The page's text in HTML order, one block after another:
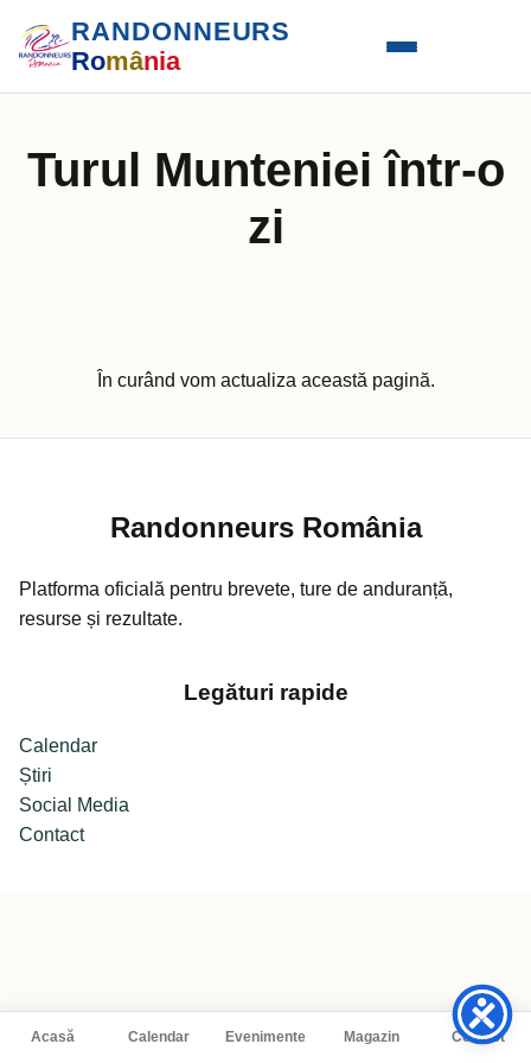
RANDONNEURS
România
Acasă Calendar Evenimente Magazin Contact
Turul Munteniei într-o
zi
În curând vom actualiza această pagină.
Randonneurs România
Platforma oficială pentru brevete, ture de anduranță,
resurse și rezultate.
Legături rapide
Calendar
Știri
Social Media
Contact